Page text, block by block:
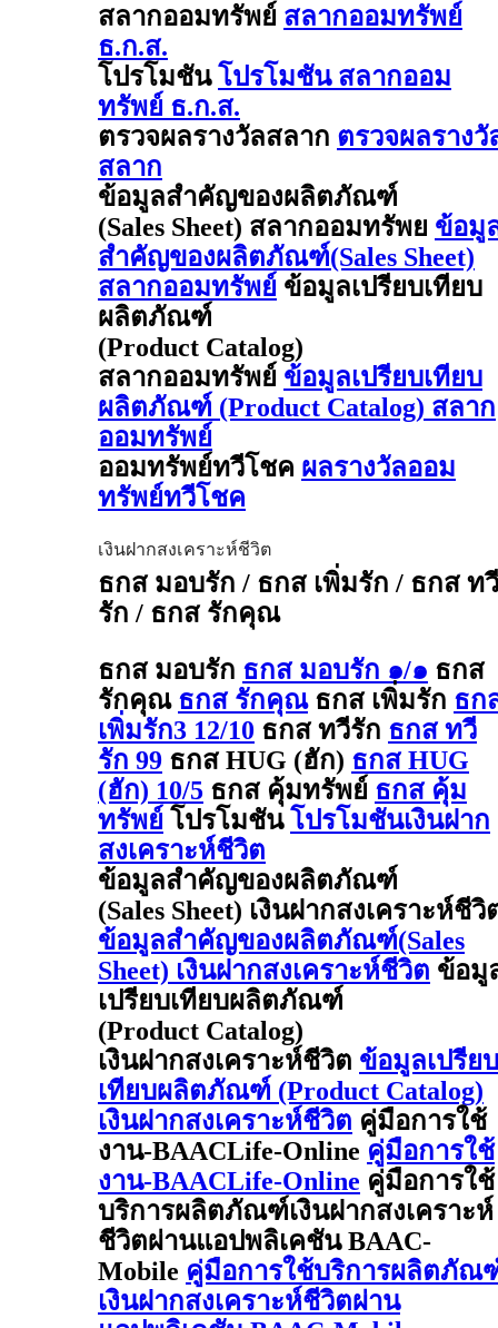
สลากออมทรัพย์ สลากออมทรัพย์
ธ.ก.ส.
โปรโมชัน โปรโมชัน สลากออม
ทรัพย์ ธ.ก.ส.
ตรวจผลรางวัลสลาก ตรวจผลรางวั
สลาก
ข้อมูลสำคัญของผลิตภัณฑ์
(Sales Sheet) สลากออมทรัพย ข้อมู
สำคัญของผลิตภัณฑ์(Sales Sheet)
สลากออมทรัพย์ ข้อมูลเปรียบเทียบ
ผลิตภัณฑ์
(Product Catalog)
สลากออมทรัพย์ ข้อมูลเปรียบเทียบ
ผลิตภัณฑ์ (Product Catalog) สลาก
ออมทรัพย์
ออมทรัพย์ทวีโชค ผลรางวัลออม
ทรัพย์ทวีโชค
เงินฝากสงเคราะห์ชีวิต
ธกส มอบรัก / ธกส เพิ่มรัก / ธกส ทวี
รัก / ธกส รักคุณ
ธกส มอบรัก ธกส มอบรัก ๑/๑ ธกส
รักคุณ ธกส รักคุณ ธกส เพิ่มรัก ธก
เพิ่มรัก3 12/10 ธกส ทวีรัก ธกส ทวี
รัก 99 ธกส HUG (ฮัก) ธกส HUG
(ฮัก) 10/5 ธกส คุ้มทรัพย์ ธกส คุ้ม
ทรัพย์ โปรโมชัน โปรโมชันเงินฝาก
สงเคราะห์ชีวิต
ข้อมูลสำคัญของผลิตภัณฑ์
(Sales Sheet) เงินฝากสงเคราะห์ชีวิ
ข้อมูลสำคัญของผลิตภัณฑ์(Sales
Sheet) เงินฝากสงเคราะห์ชีวิต ข้อมู
เปรียบเทียบผลิตภัณฑ์
(Product Catalog)
เงินฝากสงเคราะห์ชีวิต ข้อมูลเปรียบ
เทียบผลิตภัณฑ์ (Product Catalog)
เงินฝากสงเคราะห์ชีวิต คู่มือการใช้
งาน-BAACLife-Online คู่มือการใช้
งาน-BAACLife-Online คู่มือการใช้
บริการผลิตภัณฑ์เงินฝากสงเคราะห์
ชีวิตผ่านแอปพลิเคชัน BAAC-
Mobile คู่มือการใช้บริการผลิตภัณ
เงินฝากสงเคราะห์ชีวิตผ่าน